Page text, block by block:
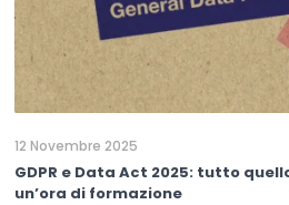
12 Novembre 2025
GDPR e Data Act 2025: tutto
un’ora di formazione